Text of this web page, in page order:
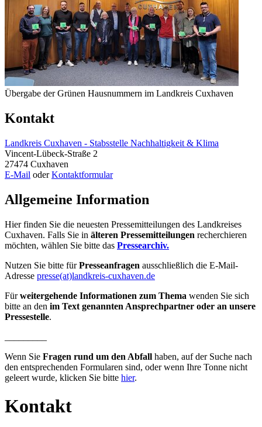
Übergabe der Grünen Hausnummern im Landkreis Cuxhaven
Kontakt
Landkreis Cuxhaven - Stabsstelle Nachhaltigkeit & Klima
Vincent-Lübeck-Straße 2
27474 Cuxhaven
E-Mail oderKontaktformular
Allgemeine Information
Hier finden Sie die neuesten Pressemitteilungen des Landkreises
Cuxhaven. Falls Sie in älteren Pressemitteilungen recherchieren
möchten, wählen Sie bitte das Pressearchiv.
Nutzen Sie bitte fürPresseanfragen ausschließlich die E-Mail-
Adresse presse(at)landkreis-cuxhaven.de
Fürweitergehende Informationen zum Thema wenden Sie sich
bitte an den im Text genannten Ansprechpartner oder an unsere
Pressestelle.
Wenn Sie Fragen rund um den Abfall haben, auf der Suche nach
den entsprechenden Formularen sind, oder wenn Ihre Tonne nicht
geleert wurde, klicken Sie bitte hier.
Kontakt